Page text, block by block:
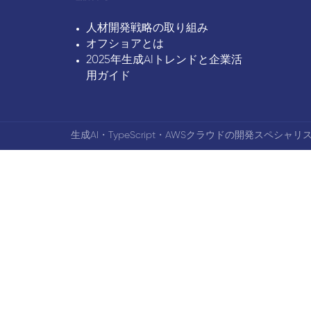
人材開発戦略の取り組み
オフショアとは
2025年生成AIトレンドと企業活
用ガイド
生成AI・TypeScript・AWSクラウドの開発スペシャリ